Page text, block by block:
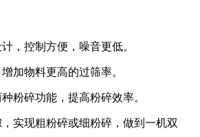
，控制方便，噪音更低。
加物料更高的过筛率。
粉碎功能，提高粉碎效率。
实现粗粉碎或细粉碎，做到一机双